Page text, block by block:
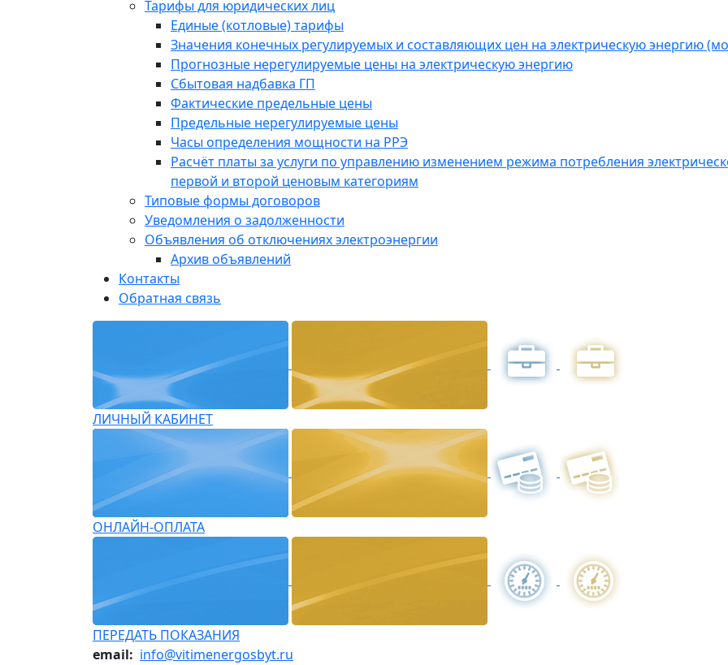
Тарифы для юридических лиц
Единые (котловые) тарифы
Значения конечных регулируемых и составляющих цен на электрическую энергию
Прогнозные нерегулируемые цены на электрическую энергию
Сбытовая надбавка ГП
Фактические предельные цены
Предельные нерегулируемые цены
Часы определения мощности на РРЭ
Расчёт платы за услуги по управлению изменением режима потребления
первой и второй ценовым категориям
Типовые формы договоров
Уведомления о задолженности
Объявления об отключениях электроэнергии
Архив объявлений
Контакты
Обратная связь
ЛИЧНЫЙ КАБИНЕТ
ОНЛАЙН-ОПЛАТА
ПЕРЕДАТЬ ПОКАЗАНИЯ
email: info@vitimenergosbyt.ru